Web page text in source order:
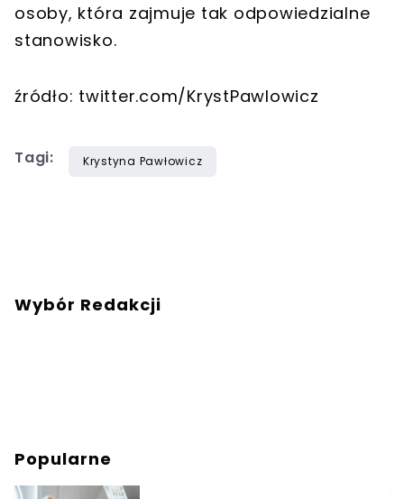
osoby, która zajmuje tak odpowiedzialne
stanowisko.
źródło: twitter.com/KrystPawlowicz
Tagi: Krystyna Pawłowicz
Wybór Redakcji
Popularne